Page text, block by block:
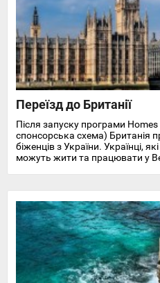
Переїзд до Британії
Після запуску програми
спонсорська схема) Британія
біженців з України. Українці,
можуть жити та працювати у